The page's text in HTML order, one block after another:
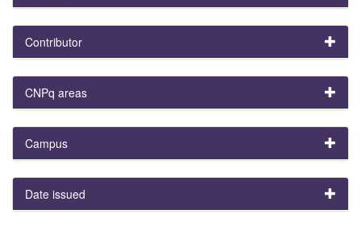
Contributor
CNPq areas
Campus
Date issued